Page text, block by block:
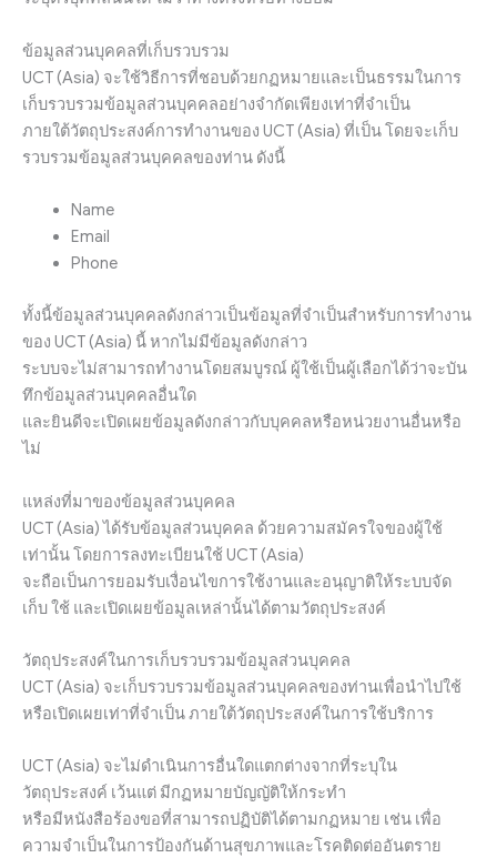
ข้อมูลส่วนบุคคลที่เก็บรวบรวม
UCT (Asia) จะใช้วิธีการที่ชอบด้วยกฏหมายและเป็นธรรมในการ
เก็บรวบรวมข้อมูลส่วนบุคคลอย่างจำกัดเพียงเท่าที่จำเป็น
ภายใต้วัตถุประสงค์การทำงานของ UCT (Asia) ที่เป็น โดยจะเก็บ
รวบรวมข้อมูลส่วนบุคคลของท่าน ดังนี้
Name
Email
Phone
ทั้งนี้ข้อมูลส่วนบุคคลดังกล่าวเป็นข้อมูลที่จำเป็นสำหรับการทำงาน
ของ UCT (Asia) นี้ หากไม่มีข้อมูลดังกล่าว
ระบบจะไม่สามารถทำงานโดยสมบูรณ์ ผู้ใช้เป็นผู้เลือกได้ว่าจะบัน
ทึกข้อมูลส่วนบุคคลอื่นใด
และยินดีจะเปิดเผยข้อมูลดังกล่าวกับบุคคลหรือหน่วยงานอื่นหรือ
ไม่
แหล่งที่มาของข้อมูลส่วนบุคคล
UCT (Asia) ได้รับข้อมูลส่วนบุคคล ด้วยความสมัครใจของผู้ใช้
เท่านั้น โดยการลงทะเบียนใช้ UCT (Asia)
จะถือเป็นการยอมรับเงื่อนไขการใช้งานและอนุญาติให้ระบบจัด
เก็บ ใช้ และเปิดเผยข้อมูลเหล่านั้นได้ตามวัตถุประสงค์
วัตถุประสงค์ในการเก็บรวบรวมข้อมูลส่วนบุคคล
UCT (Asia) จะเก็บรวบรวมข้อมูลส่วนบุคคลของท่านเพื่อนำไปใช้
หรือเปิดเผยเท่าที่จำเป็น ภายใต้วัตถุประสงค์ในการใช้บริการ
UCT (Asia) จะไม่ดำเนินการอื่นใดแตกต่างจากที่ระบุใน
วัตถุประสงค์ เว้นแต่ มีกฏหมายบัญญัติให้กระทำ
หรือมีหนังสือร้องขอที่สามารถปฏิบัติได้ตามกฏหมาย เช่น เพื่อ
ความจำเป็นในการป้องกันด้านสุขภาพและโรคติดต่ออันตราย